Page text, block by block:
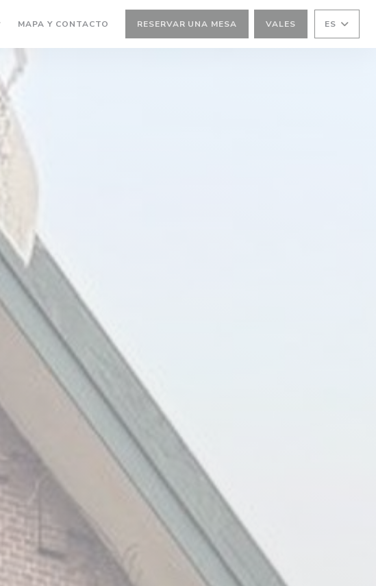
MAPA Y CONTACTO RESERVAR UNA MESA VALES ES